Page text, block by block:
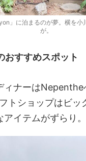
」に泊まるのが夢。横を小
が。
おすすめスポット
ィナーはNepenthe
トショップはビッ
イテムがずらり。